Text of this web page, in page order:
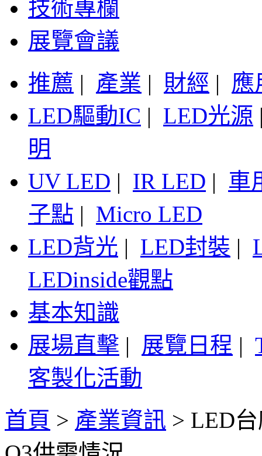
技術專欄
展覽會議
推薦 | 產業 | 財經 | 應
LED驅動IC | LED光源
明
UV LED | IR LED | 車
子點 | Micro LED
LED背光 | LED封裝 |
LEDinside觀點
基本知識
展場直擊 | 展覽日程 |
客製化活動
首頁 > 產業資訊 > LED